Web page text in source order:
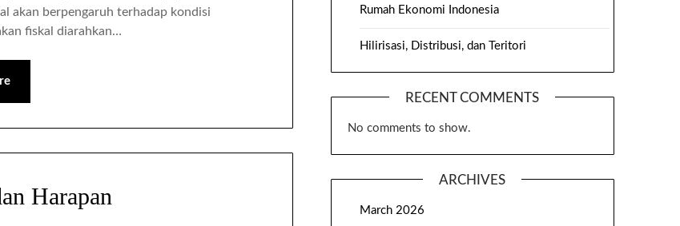
akan berpengaruh terhadap kondisi
fiskal diarahkan…
Harapan
Rumah Ekonomi Indonesia
Hilirisasi, Distribusi, dan Teritori
RECENT COMMENTS
No comments to show.
ARCHIVES
March 2026